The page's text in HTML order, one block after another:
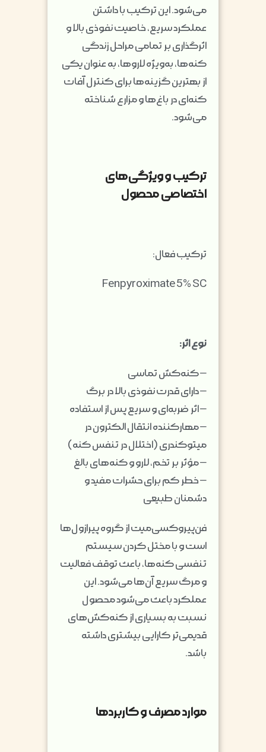
می‌شود. این ترکیب با داشتن
عملکرد سریع، خاصیت نفوذی بالا و
اثرگذاری بر تمامی مراحل زندگی
کنه‌ها، به‌ویژه لاروها، به عنوان یکی
از بهترین گزینه‌ها برای کنترل آفات
کنه‌ای در باغ‌ها و مزارع شناخته
می‌شود.
ترکیب و ویژگی‌های
اختصاصی محصول
ترکیب فعال:
Fenpyroximate 5% SC
نوع اثر:
– کنه‌کش تماسی
– دارای قدرت نفوذی بالا در برگ
– اثر ضربه‌ای و سریع پس از استفاده
– مهارکننده انتقال الکترون در
میتوکندری (اختلال در تنفس کنه)
– مؤثر بر تخم، لارو و کنه‌های بالغ
– خطر کم برای حشرات مفید و
دشمنان طبیعی
فن‌پیروکسی‌میت از گروه پیرازول‌ها
است و با مختل کردن سیستم
تنفسی کنه‌ها، باعث توقف فعالیت
و مرگ سریع آن‌ها می‌شود. این
عملکرد باعث می‌شود محصول
نسبت به بسیاری از کنه‌کش‌های
قدیمی‌تر کارایی بیشتری داشته
باشد.
موارد مصرف و کاربردها